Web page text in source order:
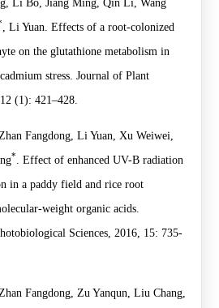
Li Bo, Jiang Ming, Qin Li, Wang
, Li Yuan. Effects of a root-colonized
on the glutathione metabolism in
stress. Journal of Plant
(1): 421–428.
Zhan Fangdong, Li Yuan, Xu Weiwei,
*
. Effect of enhanced UV-B radiation
in a paddy field and rice root
weight organic acids.
Sciences, 2016, 15: 735-
Zhan Fangdong, Zu Yanqun, Liu Chang,